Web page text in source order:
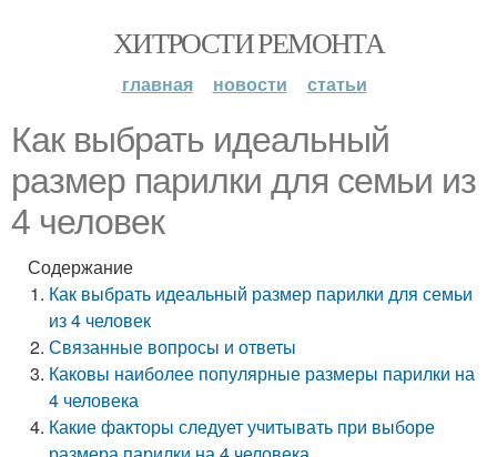
ХИТРОСТИ РЕМОНТА
главная новости статьи
Как выбрать идеальный
размер парилки для семьи из
4 человек
Содержание
Как выбрать идеальный размер парилки для семьи
из 4 человек
Связанные вопросы и ответы
Каковы наиболее популярные размеры парилки на
4 человека
Какие факторы следует учитывать при выборе